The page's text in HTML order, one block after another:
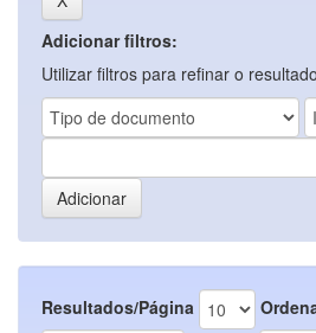
Adicionar filtros:
Utilizar filtros para refinar o
Resultados/Página